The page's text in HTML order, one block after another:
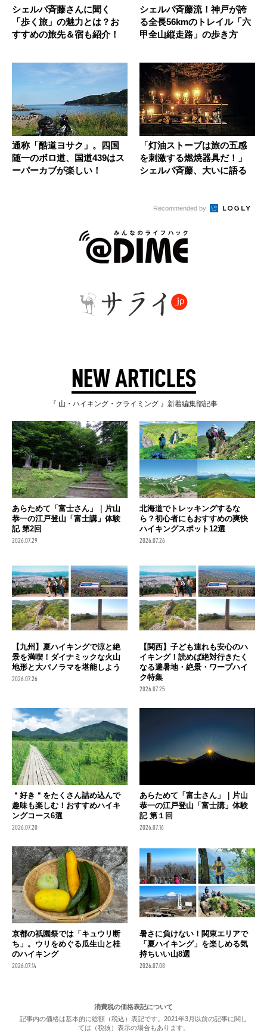
シェルパ斉藤さんに聞く
「歩く旅」の魅力とは？お
すすめの旅先＆宿も紹介！
シェルパ斉藤流！神戸が誇
る全長56kmのトレイル「六
甲全山縦走路」の歩き方
通称「酷道ヨサク」。四国
随一のボロ道、国道439はス
ーパーカブが楽しい！
「灯油ストーブは旅の五感
を刺激する燃焼器具だ！」
シェルパ斉藤、大いに語る
Recommended by
NEW ARTICLES
『 山・ハイキング・クライミング 』新着編集部記事
あらためて「富士さん」｜片山
恭一の江戸登山「富士講」体験
記 第2回
2026.07.29
北海道でトレッキングするな
ら？初心者にもおすすめの爽快
ハイキングスポット12選
2026.07.26
【九州】夏ハイキングで涼と絶
景を満喫！ダイナミックな火山
地形と大パノラマを堪能しよう
2026.07.26
【関西】子ども連れも安心のハ
イキング！読めば絶対行きたく
なる避暑地・絶景・ワープハイ
ク特集
2026.07.25
＂好き＂をたくさん詰め込んで
趣味も楽しむ！おすすめハイキ
ングコース6選
2026.07.20
あらためて「富士さん」｜片山
恭一の江戸登山「富士講」体験
記 第１回
2026.07.16
京都の祇園祭では「キュウリ断
ち」。ウリをめぐる瓜生山と桂
のハイキング
2026.07.14
暑さに負けない！関東エリアで
「夏ハイキング」を楽しめる気
持ちいい山8選
2026.07.08
消費税の価格表記について
記事内の価格は基本的に総額（税込）表記です。2021年3月以前の記事に関し
ては（税抜）表示の場合もあります。